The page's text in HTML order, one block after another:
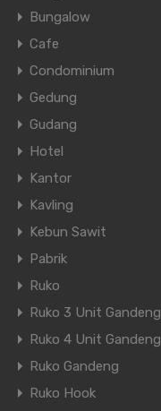
Bungalow
Cafe
Condominium
Gedung
Gudang
Hotel
Kantor
Kavling
Kebun Sawit
Pabrik
Ruko
Ruko 3 Unit Gandeng
Ruko 4 Unit Gandeng
Ruko Gandeng
Ruko Hook